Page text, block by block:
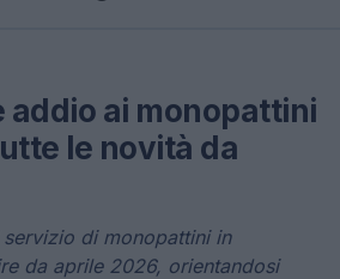
addio ai monopattini
le novità da
di monopattini in
da aprile 2026, orientandosi